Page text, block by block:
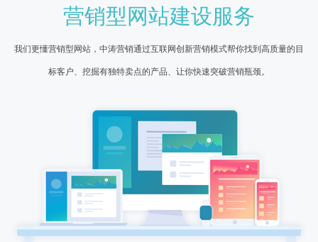
营销型网站建设服务
我们更懂营销型网站，中涛营销通过互联网创新营销模式帮你找到高质量的目
标客户、挖掘有独特卖点的产品、让你快速突破营销瓶颈。